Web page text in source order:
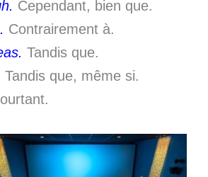
Cependant, bien que.
Contrairement à.
Tandis que.
Tandis que, même si.